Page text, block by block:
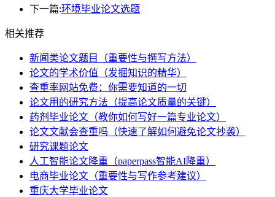
下一篇:环境毕业论文选题
相关推荐
新闻类论文题目（重要性与撰写方法）
论文的学术价值（发掘知识的精华）
查重率网站免费：你需要知道的一切
论文用的研究方法（提高论文质量的关键）
药剂毕业论文（教你如何写好一篇专业论文）
论文文献会查重吗（快速了解如何避免论文抄袭）
研究课题论文
人工智能论文降重（paperpass智能AI降重）
电商毕业论文（重要性与写作参考建议）
重庆大学毕业论文